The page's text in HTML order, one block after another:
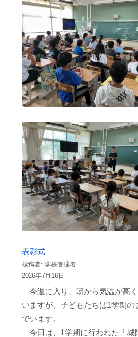
表彰式
投稿者: 学校管理者
2026年7月16日
今週に入り、朝から気温が高
いますが、子どもたちは1学期の
でいます。
今日は、1学期に行われた「城